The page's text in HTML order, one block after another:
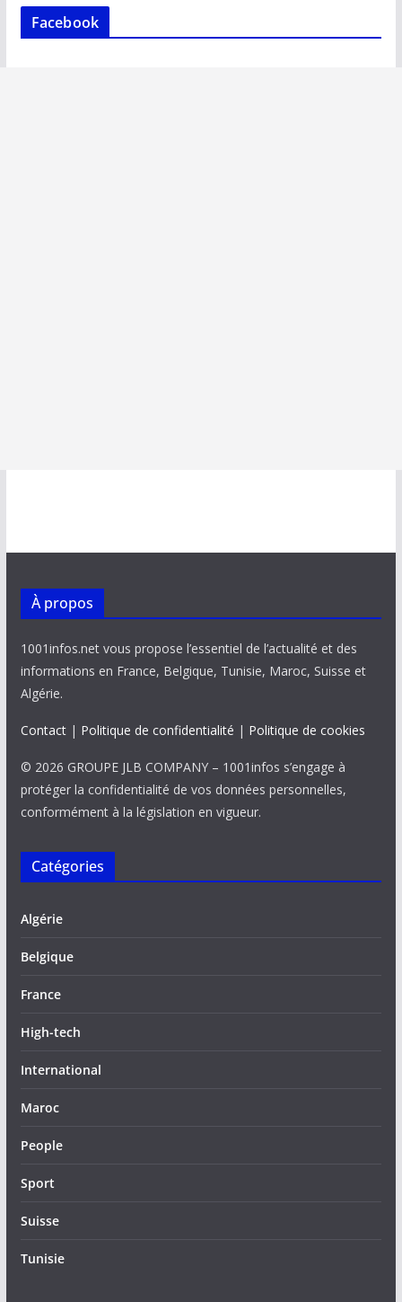
Facebook
À propos
1001infos.net vous propose l’essentiel de l’actualité et des
informations en France, Belgique, Tunisie, Maroc, Suisse et
Algérie.
Contact| Politique de confidentialité | Politique de cookies
© 2026 GROUPE JLB COMPANY – 1001infos s’engage à
protéger la confidentialité de vos données personnelles,
conformément à la législation en vigueur.
Catégories
Algérie
Belgique
France
High-tech
International
Maroc
People
Sport
Suisse
Tunisie